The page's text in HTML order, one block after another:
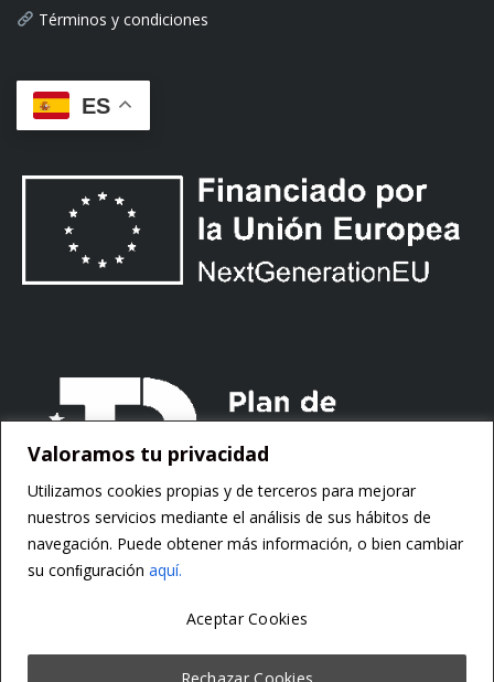
Valoramos tu privacidad
Utilizamos cookies propias y de terceros para mejorar
nuestros servicios mediante el análisis de sus hábitos de
navegación. Puede obtener más información, o bien cambiar
su conﬁguración aquí.
Rechazar Cookies
Aceptar Cookies
Términos y condiciones
ES